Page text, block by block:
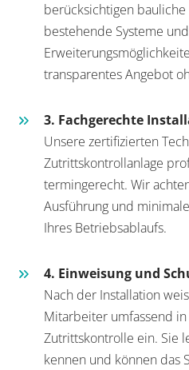
berücksichtigen
bestehende Systeme
transparentes Angebot
3. Fachgerechte
Unsere zertifizierten
Zutrittskontrollanlage
termingerecht. Wir
Ausführung und
Ihres Betriebsablaufs.
4. Einweisung und
Nach der Installation
Mitarbeiter umfassend
Zutrittskontrolle ein. Sie
kennen und können das